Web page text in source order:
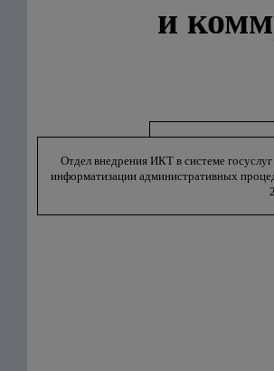
и
Отдел внедрения ИКТ в системе госуслуг
информатизации административных